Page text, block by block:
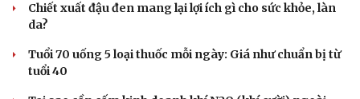
Chiết xuất đậu đen mang lại lợi ích gì cho sức khỏe, làn
da?
Tuổi 70 uống 5 loại thuốc mỗi ngày: Giá như chuẩn bị từ
tuổi 40